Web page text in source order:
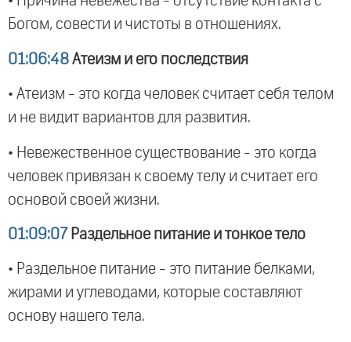
Богом, совести и чистоты в отношениях.
01:06:48 Атеизм и его последствия
• Атеизм - это когда человек считает себя телом
и не видит вариантов для развития.
• Невежественное существование - это когда
человек привязан к своему телу и считает его
основой своей жизни.
01:09:07 Раздельное питание и тонкое тело
• Раздельное питание - это питание белками,
жирами и углеводами, которые составляют
основу нашего тела.